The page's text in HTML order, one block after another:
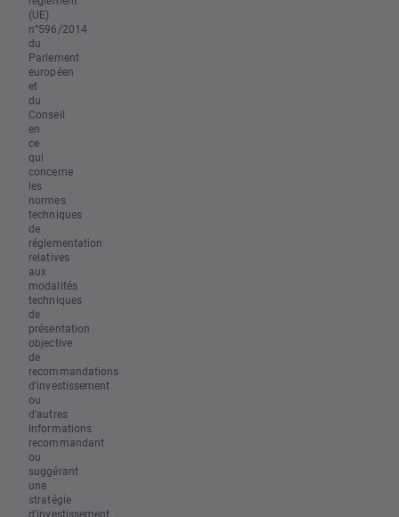
(UE)
n°596/2014
du
Parlement
européen
et
du
Conseil
en
ce
qui
concerne
les
normes
techniques
de
réglementation
relatives
aux
modalités
techniques
de
présentation
objective
de
recommandations
d'investissement
ou
d'autres
informations
recommandant
ou
suggérant
une
stratégie
d'investissement